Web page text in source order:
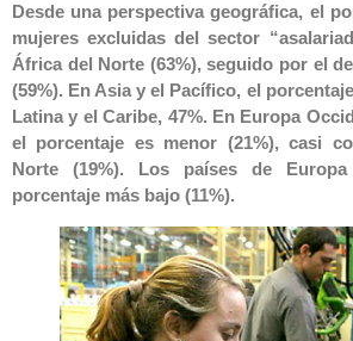
Desde una perspectiva geográfica, el
mujeres excluidas del sector
África del Norte (63%), seguido por el
(59%). En Asia y el Pacífico, el
Latina y el Caribe, 47%. En Europa
el porcentaje es menor (21%), casi
Norte (19%). Los países de
porcentaje más bajo (11%).